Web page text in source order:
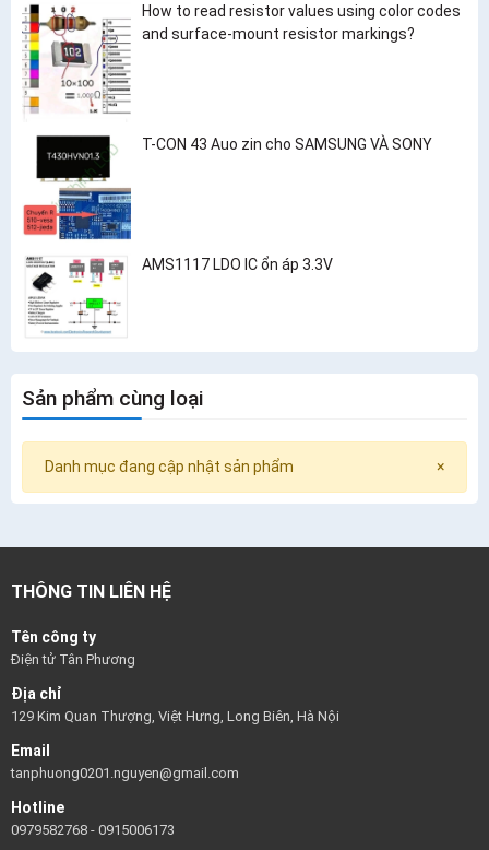
How to read resistor values using color codes
and surface-mount resistor markings?
T-CON 43 Auo zin cho SAMSUNG VÀ SONY
AMS1117 LDO IC ổn áp 3.3V
Sản phẩm cùng loại
×
Danh mục đang cập nhật sản phẩm
THÔNG TIN LIÊN HỆ
Tên công ty
Điện tử Tân Phương
Địa chỉ
129 Kim Quan Thượng, Việt Hưng, Long Biên, Hà Nội
Email
tanphuong0201.nguyen@gmail.com
Hotline
0979582768 - 0915006173